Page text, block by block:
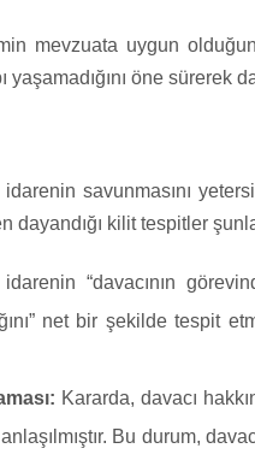
mevzuata uygun
öne sürerek
savunmasını
dayandığı kilit tespitler
“davacının
net bir şekilde tespit
Kararda, davacı
Bu durum,